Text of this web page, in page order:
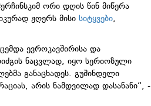
ორი დღის წინ მიწერა
ჟღერს მისი სიტყვები,
ევროკავშირისა და
ნაცვლად, იყო სერიოზული
განაცხადეს. გუშინდელი
არის ნამდვილად დასანანი“, -